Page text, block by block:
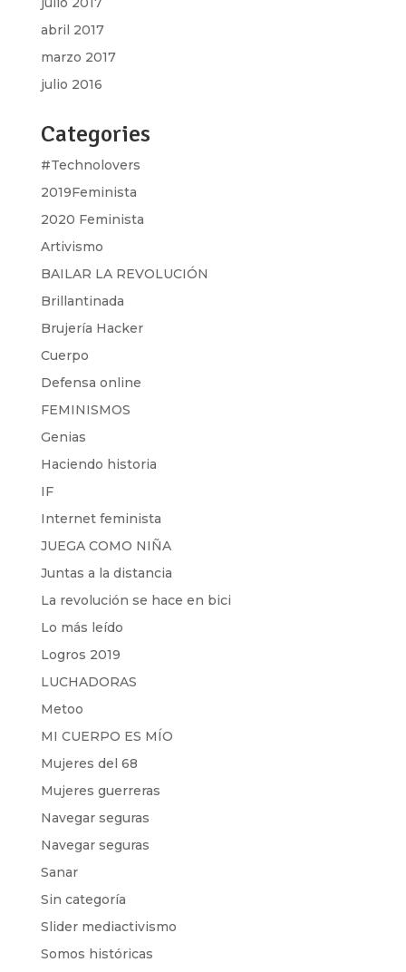
abril 2017
marzo 2017
julio 2016
Categories
#Technolovers
2019Feminista
2020 Feminista
Artivismo
BAILAR LA REVOLUCIÓN
Brillantinada
Brujería Hacker
Cuerpo
Defensa online
FEMINISMOS
Genias
Haciendo historia
IF
Internet feminista
JUEGA COMO NIÑA
Juntas a la distancia
La revolución se hace en bici
Lo más leído
Logros 2019
LUCHADORAS
Metoo
MI CUERPO ES MÍO
Mujeres del 68
Mujeres guerreras
Navegar seguras
Navegar seguras
Sanar
Sin categoría
Slider mediactivismo
Somos históricas